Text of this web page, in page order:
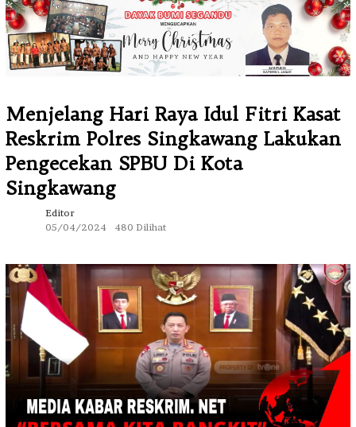
Menjelang Hari Raya Idul Fitri Kasat
Reskrim Polres Singkawang Lakukan
Pengecekan SPBU Di Kota
Singkawang
Editor
05/04/2024
480 Dilihat